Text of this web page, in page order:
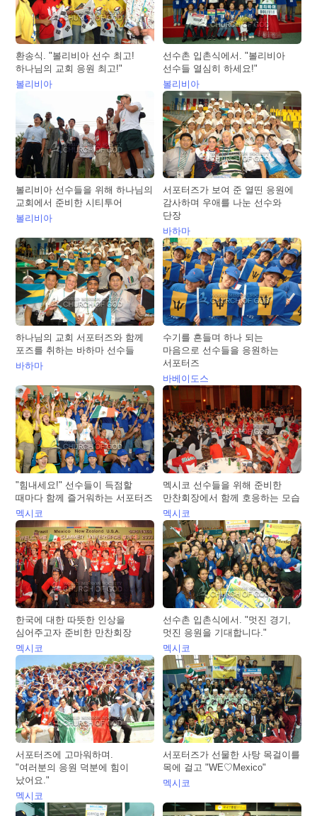
환송식. "볼리비아 선수 최고!
하나님의 교회 응원 최고!"
볼리비아
선수촌 입촌식에서. "볼리비아
선수들 열심히 하세요!"
볼리비아
볼리비아 선수들을 위해 하나님의
교회에서 준비한 시티투어
볼리비아
서포터즈가 보여 준 열띤 응원에
감사하며 우애를 나눈 선수와
단장
바하마
하나님의 교회 서포터즈와 함께
포즈를 취하는 바하마 선수들
바하마
수기를 흔들며 하나 되는
마음으로 선수들을 응원하는
서포터즈
바베이도스
"힘내세요!" 선수들이 득점할
때마다 함께 즐거워하는 서포터즈
멕시코
멕시코 선수들을 위해 준비한
만찬회장에서 함께 호응하는 모습
멕시코
한국에 대한 따뜻한 인상을
심어주고자 준비한 만찬회장
멕시코
선수촌 입촌식에서. "멋진 경기,
멋진 응원을 기대합니다."
멕시코
서포터즈에 고마워하며.
"여러분의 응원 덕분에 힘이
났어요."
멕시코
서포터즈가 선물한 사탕 목걸이를
목에 걸고 "WE♡Mexico"
멕시코